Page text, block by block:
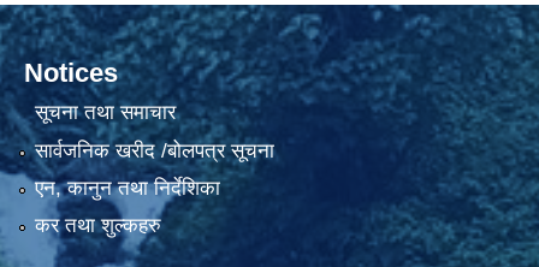
Notices
सूचना तथा समाचार
सार्वजनिक खरीद /बोलपत्र सूचना
एन, कानुन तथा निर्देशिका
कर तथा शुल्कहरु